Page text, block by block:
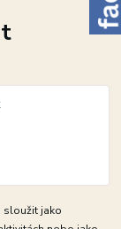
sloužit jako